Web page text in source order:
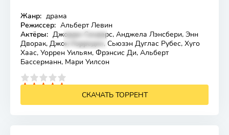
Жанр: драма
Режиссер: Альберт Левин
Актёры: Джордж Сандерс, Анджела Лэнсбери, Энн
Дворак, Джон Кэрредин, Сьюзэн Дуглас Рубес, Хуго
Хаас, Уоррен Уильям, Фрэнсис Ди, Альберт
Бассерманн, Мари Уилсон
СКАЧАТЬ ТОРРЕНТ